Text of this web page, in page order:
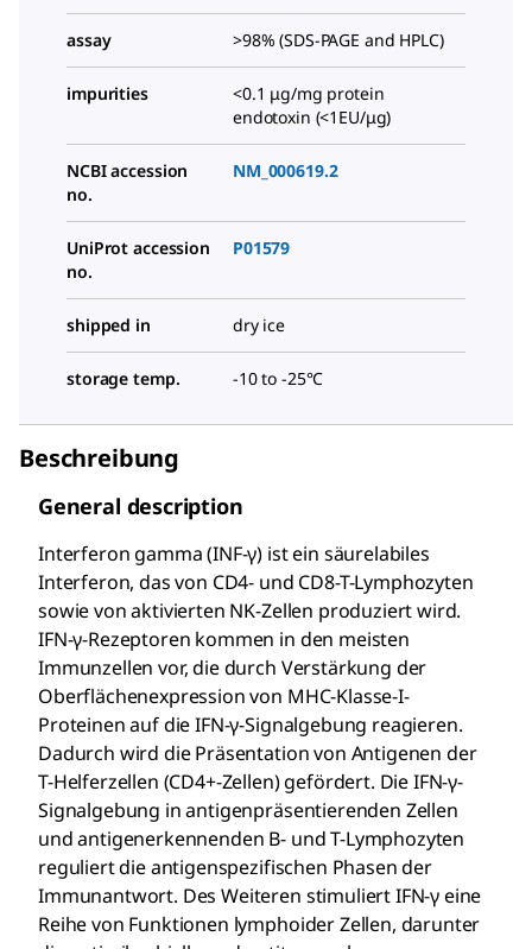
assay >98% (SDS-PAGE and HPLC)
impurities
<0.1 μg/mg protein
endotoxin (<1EU/μg)
NCBI accession
no.
NM_000619.2
UniProt accession
no.
P01579
shipped in dry ice
storage temp. -10 to -25°C
Beschreibung
General description
Interferon gamma (INF-γ) ist ein säurelabiles
Interferon, das von CD4- und CD8-T-Lymphozyten
sowie von aktivierten NK-Zellen produziert wird.
IFN-γ-Rezeptoren kommen in den meisten
Immunzellen vor, die durch Verstärkung der
Oberflächenexpression von MHC-Klasse-I-
Proteinen auf die IFN-γ-Signalgebung reagieren.
Dadurch wird die Präsentation von Antigenen der
T-Helferzellen (CD4+-Zellen) gefördert. Die IFN-γ-
Signalgebung in antigenpräsentierenden Zellen
und antigenerkennenden B- und T-Lymphozyten
reguliert die antigenspezifischen Phasen der
Immunantwort. Des Weiteren stimuliert IFN-γ eine
Reihe von Funktionen lymphoider Zellen, darunter